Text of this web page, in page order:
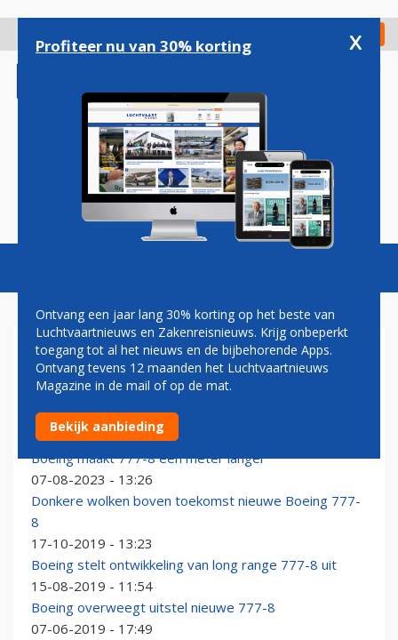
gaan
Check in
Magazine Podcasts Vacatures
BOEING 777-8
Boeing gestart met productie van 777-8 Freighter
12-07-2025 - 10:34
Boeing maakt 777-8 een meter langer
07-08-2023 - 13:26
Donkere wolken boven toekomst nieuwe Boeing 777-
8
17-10-2019 - 13:23
Boeing stelt ontwikkeling van long range 777-8 uit
15-08-2019 - 11:54
Boeing overweegt uitstel nieuwe 777-8
07-06-2019 - 17:49
Profiteer nu van 30% korting x
Ontvang een jaar lang 30% korting op het beste van
Luchtvaartnieuws en Zakenreisnieuws. Krijg onbeperkt
toegang tot al het nieuws en de bijbehorende Apps.
Ontvang tevens 12 maanden het Luchtvaartnieuws
Magazine in de mail of op de mat.
Bekijk aanbieding